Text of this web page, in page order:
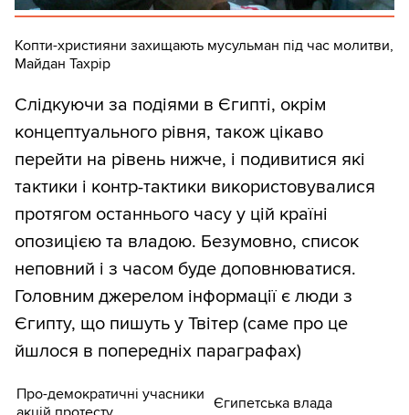
Копти-християни захищають мусульман під час молитви,
Майдан Тахрір
Слідкуючи за подіями в Єгипті, окрім
концептуального рівня, також цікаво
перейти на рівень нижче, і подивитися які
тактики і контр-тактики використовувалися
протягом останнього часу у цій країні
опозицією та владою. Безумовно, список
неповний і з часом буде доповнюватися.
Головним джерелом інформації є люди з
Єгипту, що пишуть у Твітер (саме про це
йшлося в попередніх параграфах)
Про-демократичні учасники Єгипетська влада